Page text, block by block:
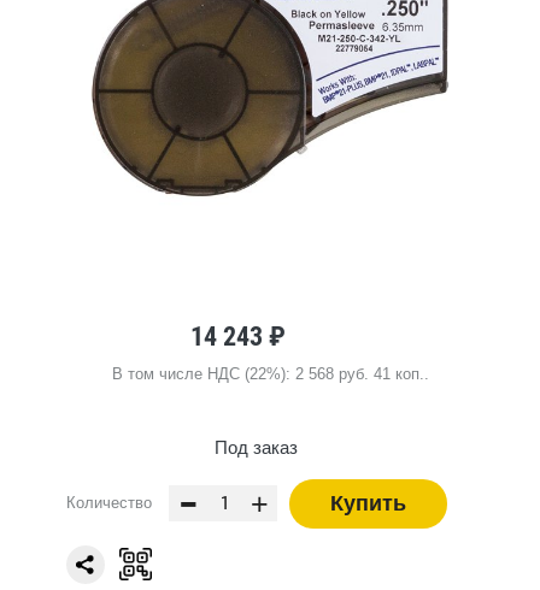
14 243 ₽
В том числе НДС (22%): 2 568 руб. 41 коп..
Под заказ
Количество - + Купить